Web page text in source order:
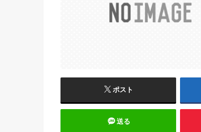
ポスト
送る